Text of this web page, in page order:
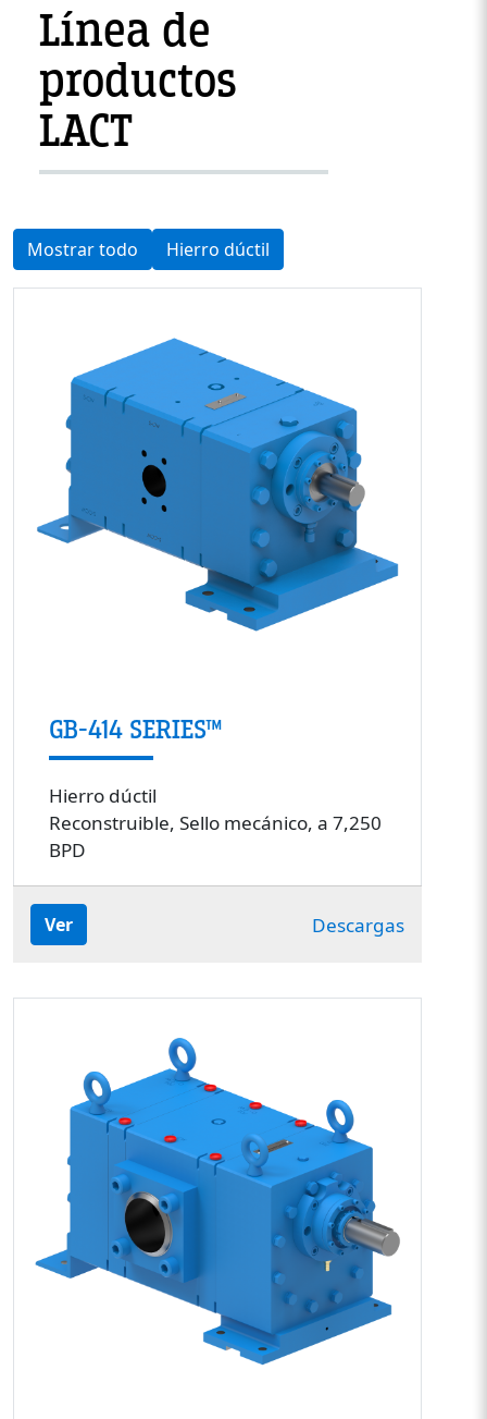
Línea de
productos
LACT
Mostrar todo Hierro dúctil
GB-414 SERIES™
Hierro dúctil
Reconstruible, Sello mecánico, a 7,250
BPD
Ver Descargas